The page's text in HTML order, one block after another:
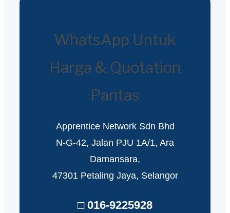
WhatsApp Untuk
Harga & Quotation
Pantas
Apprentice Network Sdn Bhd
N-G-42, Jalan PJU 1A/1, Ara
Damansara,
47301 Petaling Jaya, Selangor
□ 016-9225928